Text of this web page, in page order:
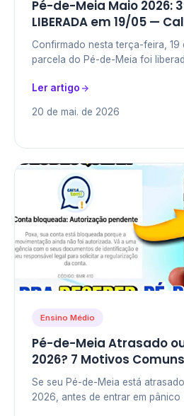
Pé-de-Meia Maio 2026:
LIBERADA em 19/05 —
de Nascimento, Valores
pelo Caixa Tem
Confirmado nesta terça-feira, 19
parcela do Pé-de-Meia foi
Ler artigo
20 de mai. de 2026
Ensino Médio
Pé-de-Meia Atrasado
2026? 7 Motivos
Passo a Passo no MEC
(Cuidado com Golpe
Se seu Pé-de-Meia está
2026, antes de entrar em pânico